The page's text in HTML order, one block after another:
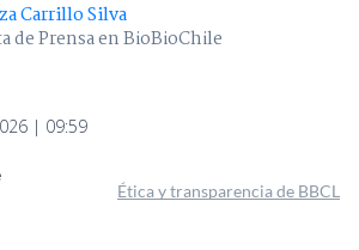
Carrillo Silva
de Prensa en BioBioChile
| 09:59
Ética y transparencia de BBCL